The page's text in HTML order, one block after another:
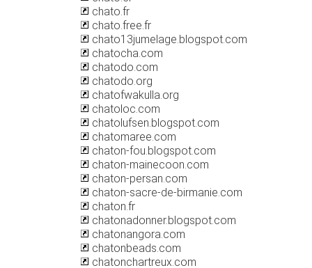
chato.fr
chato.free.fr
chato13jumelage.blogspot.com
chatocha.com
chatodo.com
chatodo.org
chatofwakulla.org
chatoloc.com
chatolufsen.blogspot.com
chatomaree.com
chaton-fou.blogspot.com
chaton-mainecoon.com
chaton-persan.com
chaton-sacre-de-birmanie.com
chaton.fr
chatonadonner.blogspot.com
chatonangora.com
chatonbeads.com
chatonchartreux.com